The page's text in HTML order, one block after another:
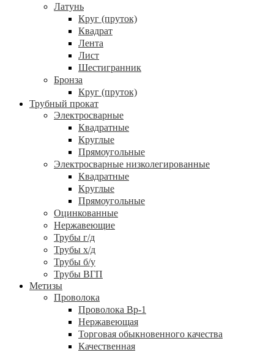
Латунь
Круг (пруток)
Квадрат
Лента
Лист
Шестигранник
Бронза
Круг (пруток)
Трубный прокат
Электросварные
Квадратные
Круглые
Прямоугольные
Электросварные низколегированные
Квадратные
Круглые
Прямоугольные
Оцинкованные
Нержавеющие
Трубы г/д
Трубы х/д
Трубы б/у
Трубы ВГП
Метизы
Проволока
Проволока Вр-1
Нержавеющая
Торговая обыкновенного качества
Качественная